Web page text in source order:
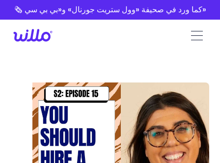
Please
website
🗞️ كما ورد في صحيفة «وول ستريت جورنال» و«بي بي سي»